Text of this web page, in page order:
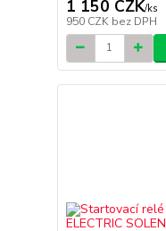
1 150 CZK/ks
950 CZK bez DPH